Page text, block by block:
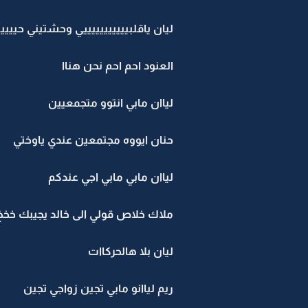
ليان ياقلبيييييييييييي وحشتيني
العنود احم احم نحن هناا
لياان مابي انتوو متجمعيين
حنان ايووه مجتمعين عندي ياوختي
لياان مابي مابي اجي عندكم
ملاك خلاص قولي الى خالد يجيبك
ليان بلا هالحركاات
ريم لياانو مابي تجين زواجي تجين